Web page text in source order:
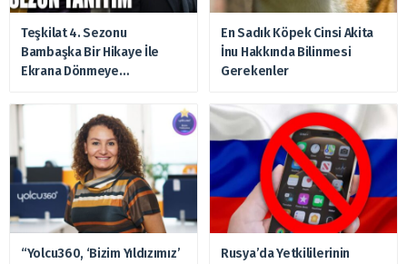
Teşkilat 4. Sezonu
Bambaşka Bir Hikaye İle
Ekrana Dönmeye
En Sadık Köpek Cinsi Akita
İnu Hakkında Bilinmesi
Gerekenler
“Yolcu360, ‘Bizim Yıldızımız’
Rusya’da Yetkililerinin